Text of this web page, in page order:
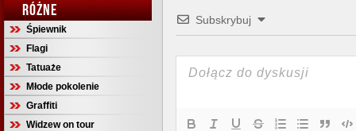
RÓŻNE
Śpiewnik
Flagi
Tatuaże
Młode pokolenie
Graffiti
Widzew on tour
Subskrybuj